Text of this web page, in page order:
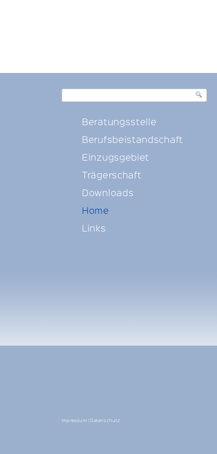
Beratungsstelle
Berufsbeistandschaft
Einzugsgebiet
Trägerschaft
Downloads
Home
Links
Impressum | Datenschutz